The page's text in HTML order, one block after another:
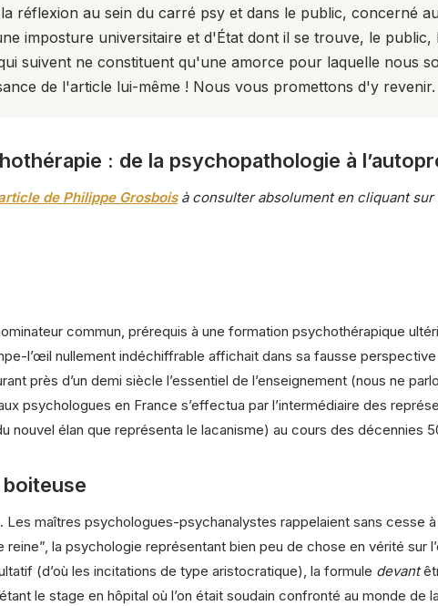
réflexion au sein du carré psy et dans le public, concerné
imposture universitaire et d'État dont il se trouve, le public,
suivent ne constituent qu'une amorce pour laquelle nous
de l'article lui-même ! Nous vous promettons d'y revenir.
: de la psychopathologie à
de Philippe Grosboisà consulter absolument en cliquant
commun, prérequis à une formation psychothérapique
l’œil nullement indéchiffrable affichait dans sa fausse
près d’un demi siècle l’essentiel de l’enseignement (nous ne
psychologues en France s’effectua par l’intermédiaire des
nouvel élan que représenta le lacanisme) au cours des décennies
Les maîtres psychologues-psychanalystes rappelaient sans cesse
reine”, la psychologie représentant bien peu de chose en vérité sur
(d’où les incitations de type aristocratique), la formule devant
le stage en hôpital où l’on était soudain confronté au monde